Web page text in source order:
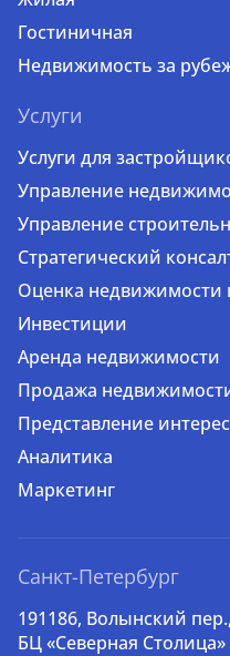
Гостиничная
Недвижимость за
Услуги
Услуги для
Управление
Управление
Стратегический
Оценка недвижимости
Инвестиции
Аренда недвижимости
Продажа
Представление
Аналитика
Маркетинг
Санкт-Петербург
191186, Волынский
БЦ «Северная Столица»